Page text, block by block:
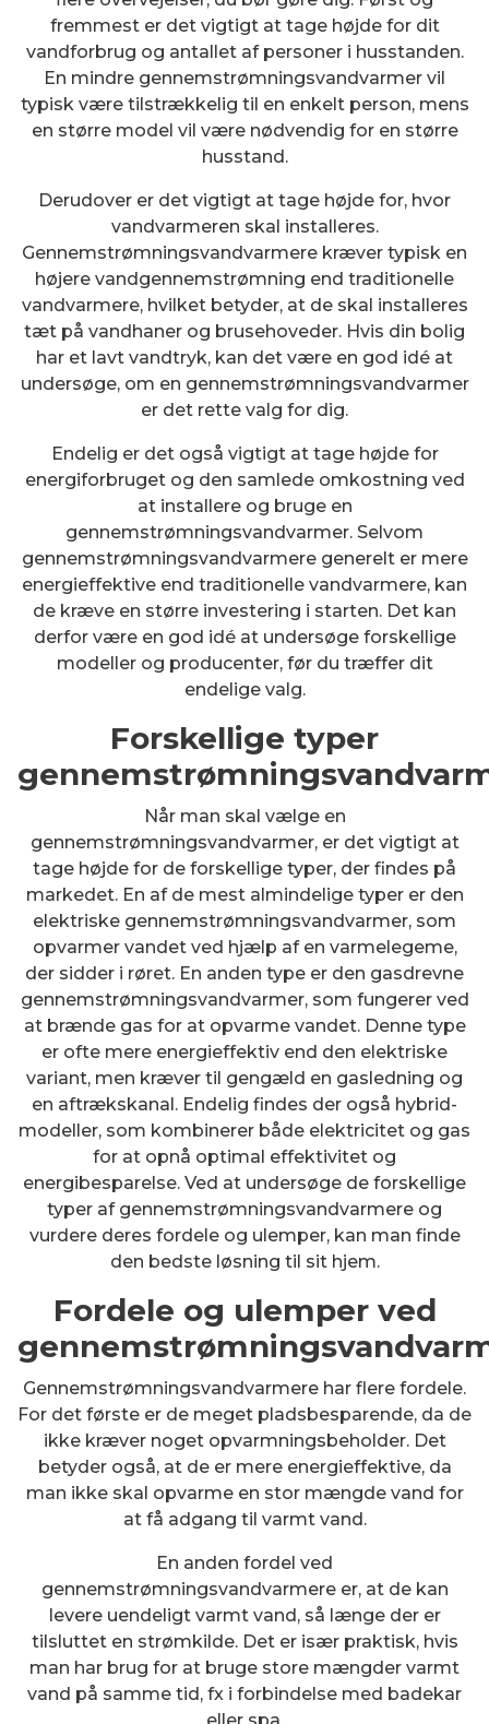
fremmest er det vigtigt at tage højde for dit
vandforbrug og antallet af personer i husstanden.
En mindre gennemstrømningsvandvarmer vil
typisk være tilstrækkelig til en enkelt person, mens
en større model vil være nødvendig for en større
husstand.
Derudover er det vigtigt at tage højde for, hvor
vandvarmeren skal installeres.
Gennemstrømningsvandvarmere kræver typisk en
højere vandgennemstrømning end traditionelle
vandvarmere, hvilket betyder, at de skal installeres
tæt på vandhaner og brusehoveder. Hvis din bolig
har et lavt vandtryk, kan det være en god idé at
undersøge, om en gennemstrømningsvandvarmer
er det rette valg for dig.
Endelig er det også vigtigt at tage højde for
energiforbruget og den samlede omkostning ved
at installere og bruge en
gennemstrømningsvandvarmer. Selvom
gennemstrømningsvandvarmere generelt er mere
energieffektive end traditionelle vandvarmere, kan
de kræve en større investering i starten. Det kan
derfor være en god idé at undersøge forskellige
modeller og producenter, før du træffer dit
endelige valg.
Forskellige typer
Når man skal vælge en
gennemstrømningsvandvarmer, er det vigtigt at
tage højde for de forskellige typer, der findes på
markedet. En af de mest almindelige typer er den
elektriske gennemstrømningsvandvarmer, som
opvarmer vandet ved hjælp af en varmelegeme,
der sidder i røret. En anden type er den gasdrevne
gennemstrømningsvandvarmer, som fungerer ved
at brænde gas for at opvarme vandet. Denne type
er ofte mere energieffektiv end den elektriske
variant, men kræver til gengæld en gasledning og
en aftrækskanal. Endelig findes der også hybrid-
modeller, som kombinerer både elektricitet og gas
for at opnå optimal effektivitet og
energibesparelse. Ved at undersøge de forskellige
typer af gennemstrømningsvandvarmere og
vurdere deres fordele og ulemper, kan man finde
den bedste løsning til sit hjem.
Fordele og ulemper ved
Gennemstrømningsvandvarmere har flere fordele.
For det første er de meget pladsbesparende, da de
ikke kræver noget opvarmningsbeholder. Det
betyder også, at de er mere energieffektive, da
man ikke skal opvarme en stor mængde vand for
at få adgang til varmt vand.
En anden fordel ved
gennemstrømningsvandvarmere er, at de kan
levere uendeligt varmt vand, så længe der er
tilsluttet en strømkilde. Det er især praktisk, hvis
man har brug for at bruge store mængder varmt
vand på samme tid, fx i forbindelse med badekar